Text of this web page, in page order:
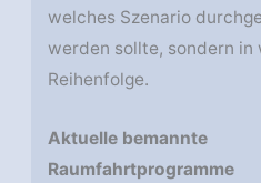
welches Szenario
werden sollte, sondern in
Reihenfolge.
Aktuelle bemannte
Raumfahrtprogramme